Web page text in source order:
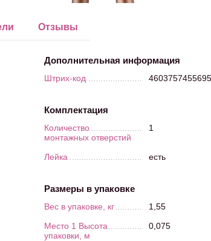
Отзывы
Дополнительная информация
Штрих-код 4603757455695
Комплектация
Количество
монтажных отверстий
1
Лейка есть
Размеры в упаковке
Вес в упаковке, кг
1,55
Место 1 Высота
упаковки, м
0,075